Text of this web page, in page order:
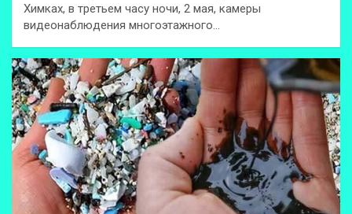
Химках, в третьем часу ночи, 2 мая, камеры
видеонаблюдения многоэтажного…